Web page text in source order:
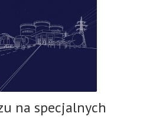
na specjalnych